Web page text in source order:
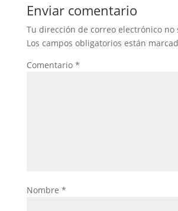
Enviar comentario
Tu dirección de correo electrónico no
Los campos obligatorios están
Comentario *
Nombre *